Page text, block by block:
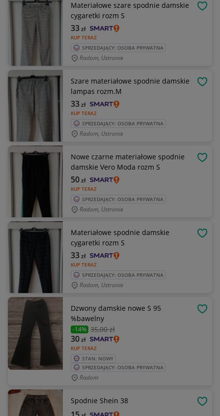
Materiałowe szare spodnie damskie
cygaretki rozm S
KUP TERAZ
33zł
SPRZEDAJĄCY: OSOBA PRYWATNA
Radom, Ustronie
Szare materiałowe spodnie damskie
lampas rozm.M
KUP TERAZ
33zł
SPRZEDAJĄCY: OSOBA PRYWATNA
Radom, Ustronie
Nowe czarne materiałowe spodnie
damskie Vero Moda rozm S
KUP TERAZ
50zł
SPRZEDAJĄCY: OSOBA PRYWATNA
Radom, Ustronie
Materiałowe spodnie damskie
cygaretki rozm S
KUP TERAZ
33zł
SPRZEDAJĄCY: OSOBA PRYWATNA
Radom, Ustronie
Dzwony damskie nowe S 95
%bawelny
-14% 35,00 zł
KUP TERAZ
30zł
STAN: NOWY
SPRZEDAJĄCY: OSOBA PRYWATNA
Radom
Spodnie Shein 38